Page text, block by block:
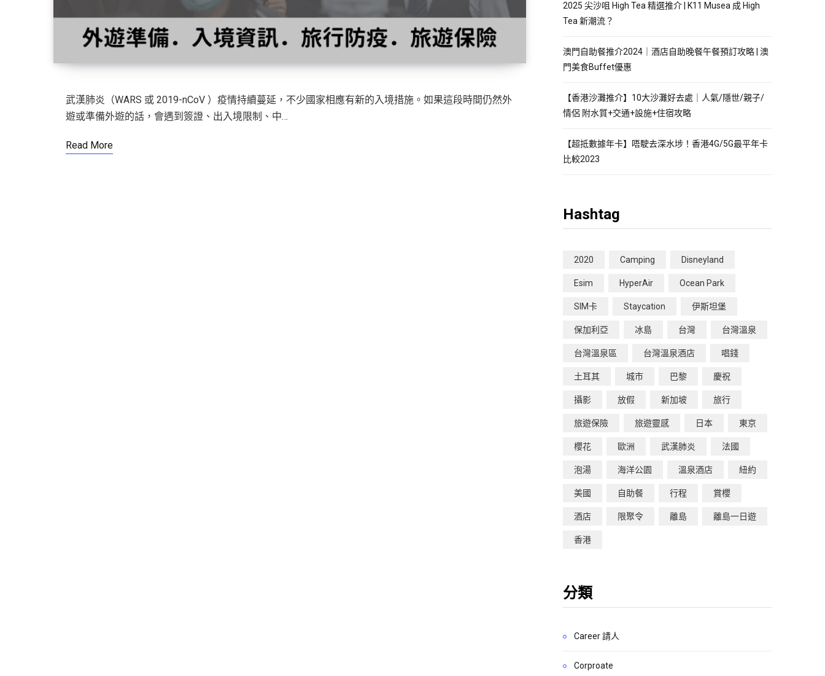
武漢肺炎（WARS 或 2019-nCoV ）疫情持續蔓延，不少國家相應有新的入境措施。如果這段時間仍然外
遊或準備外遊的話，會遇到簽證、出入境限制、中…
Read More
2025 尖沙咀 High Tea 精選推介 | K11 Musea 成 High
Tea 新潮流？
澳門自助餐推介2024｜酒店自助晚餐午餐預訂攻略 | 澳
門美食Buffet優惠
【香港沙灘推介】10大沙灘好去處｜人氣/隱世/親子/
情侶 附水質+交通+設施+住宿攻略
【超抵數據年卡】唔駛去深水埗！香港4G/5G最平年卡
比較2023
Hashtag
2020 Camping Disneyland
Esim HyperAir Ocean Park
SIM卡 Staycation 伊斯坦堡
保加利亞 冰島 台灣 台灣溫泉
台灣溫泉區 台灣溫泉酒店 唱錢
土耳其 城市 巴黎 慶祝
攝影 放假 新加坡 旅行
旅遊保險 旅遊靈感 日本 東京
櫻花 歐洲 武漢肺炎 法國
泡湯 海洋公園 溫泉酒店 紐約
美國 自助餐 行程 賞櫻
酒店 限聚令 離島 離島一日遊
香港
分類
Career 請人
Corproate